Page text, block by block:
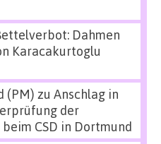
Dahmen
Karacakurtoglu
(PM) zu Anschlag in
der
CSD in Dortmund